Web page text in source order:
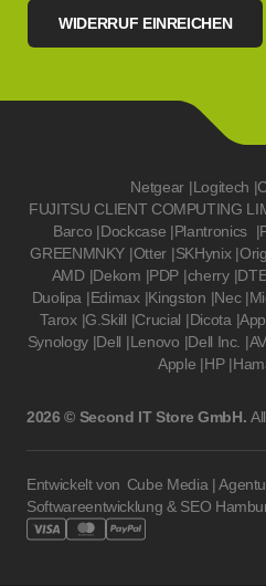
WIDERRUF EINREICHEN
Netgear |Logitech |
FUJITSU CLIENT COMPUTING
Barco |Dockcase |Plantronics |
GREENMNKY |Otter |SKHynix |
AMD |Dekom |PDP |cherry |
Duolipa |Edimax |Kingston |Nec |
Tarox |G.Skill |Crucial |Dicota |
Synology |Dell |Lenovo |Dell Inc. |
Apple |HP |
2026 © Second IT Store GmbH.
Entwickelt von Cube Media |
Softwareentwicklung & SEO